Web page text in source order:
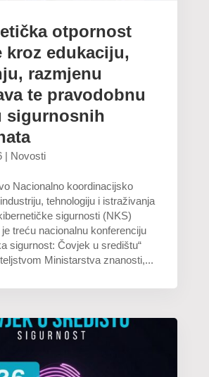
otpornost
kroz edukaciju,
razmjenu
te pravodobnu
sigurnosnih
| Novosti
Nacionalno koordinacijsko
tehnologiju i istraživanja
sigurnosti (NKS)
treću nacionalnu konferenciju
sigurnost: Čovjek u središtu“
Ministarstva znanosti,...